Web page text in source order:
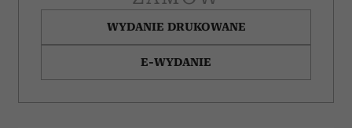
WYDANIE DRUKOWANE
E-WYDANIE